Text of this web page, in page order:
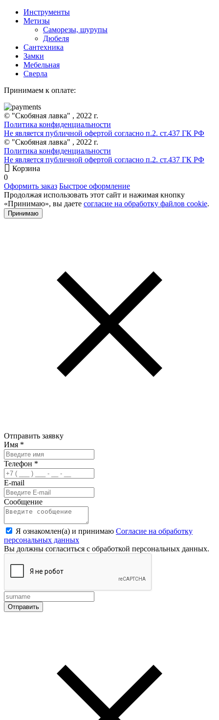
Инструменты
Метизы
Саморезы, шурупы
Дюбеля
Сантехника
Замки
Мебельная
Сверла
Принимаем к оплате:
© "Скобяная лавка" , 2022 г.
Политика конфиденциальности
Не является публичной офертой согласно п.2. ст.437 ГК РФ
© "Скобяная лавка" , 2022 г.
Политика конфиденциальности
Не является публичной офертой согласно п.2. ст.437 ГК РФ
Корзина
0
Оформить заказ Быстрое оформление
Продолжая использовать этот сайт и нажимая кнопку
«Принимаю», вы даете согласие на обработку файлов cookie.
Принимаю
Отправить заявку
Имя *
Телефон *
E-mail
Сообщение
Я ознакомлен(а) и принимаю Согласие на обработку
персональных данных
Вы должны согласиться с обработкой персональных данных.